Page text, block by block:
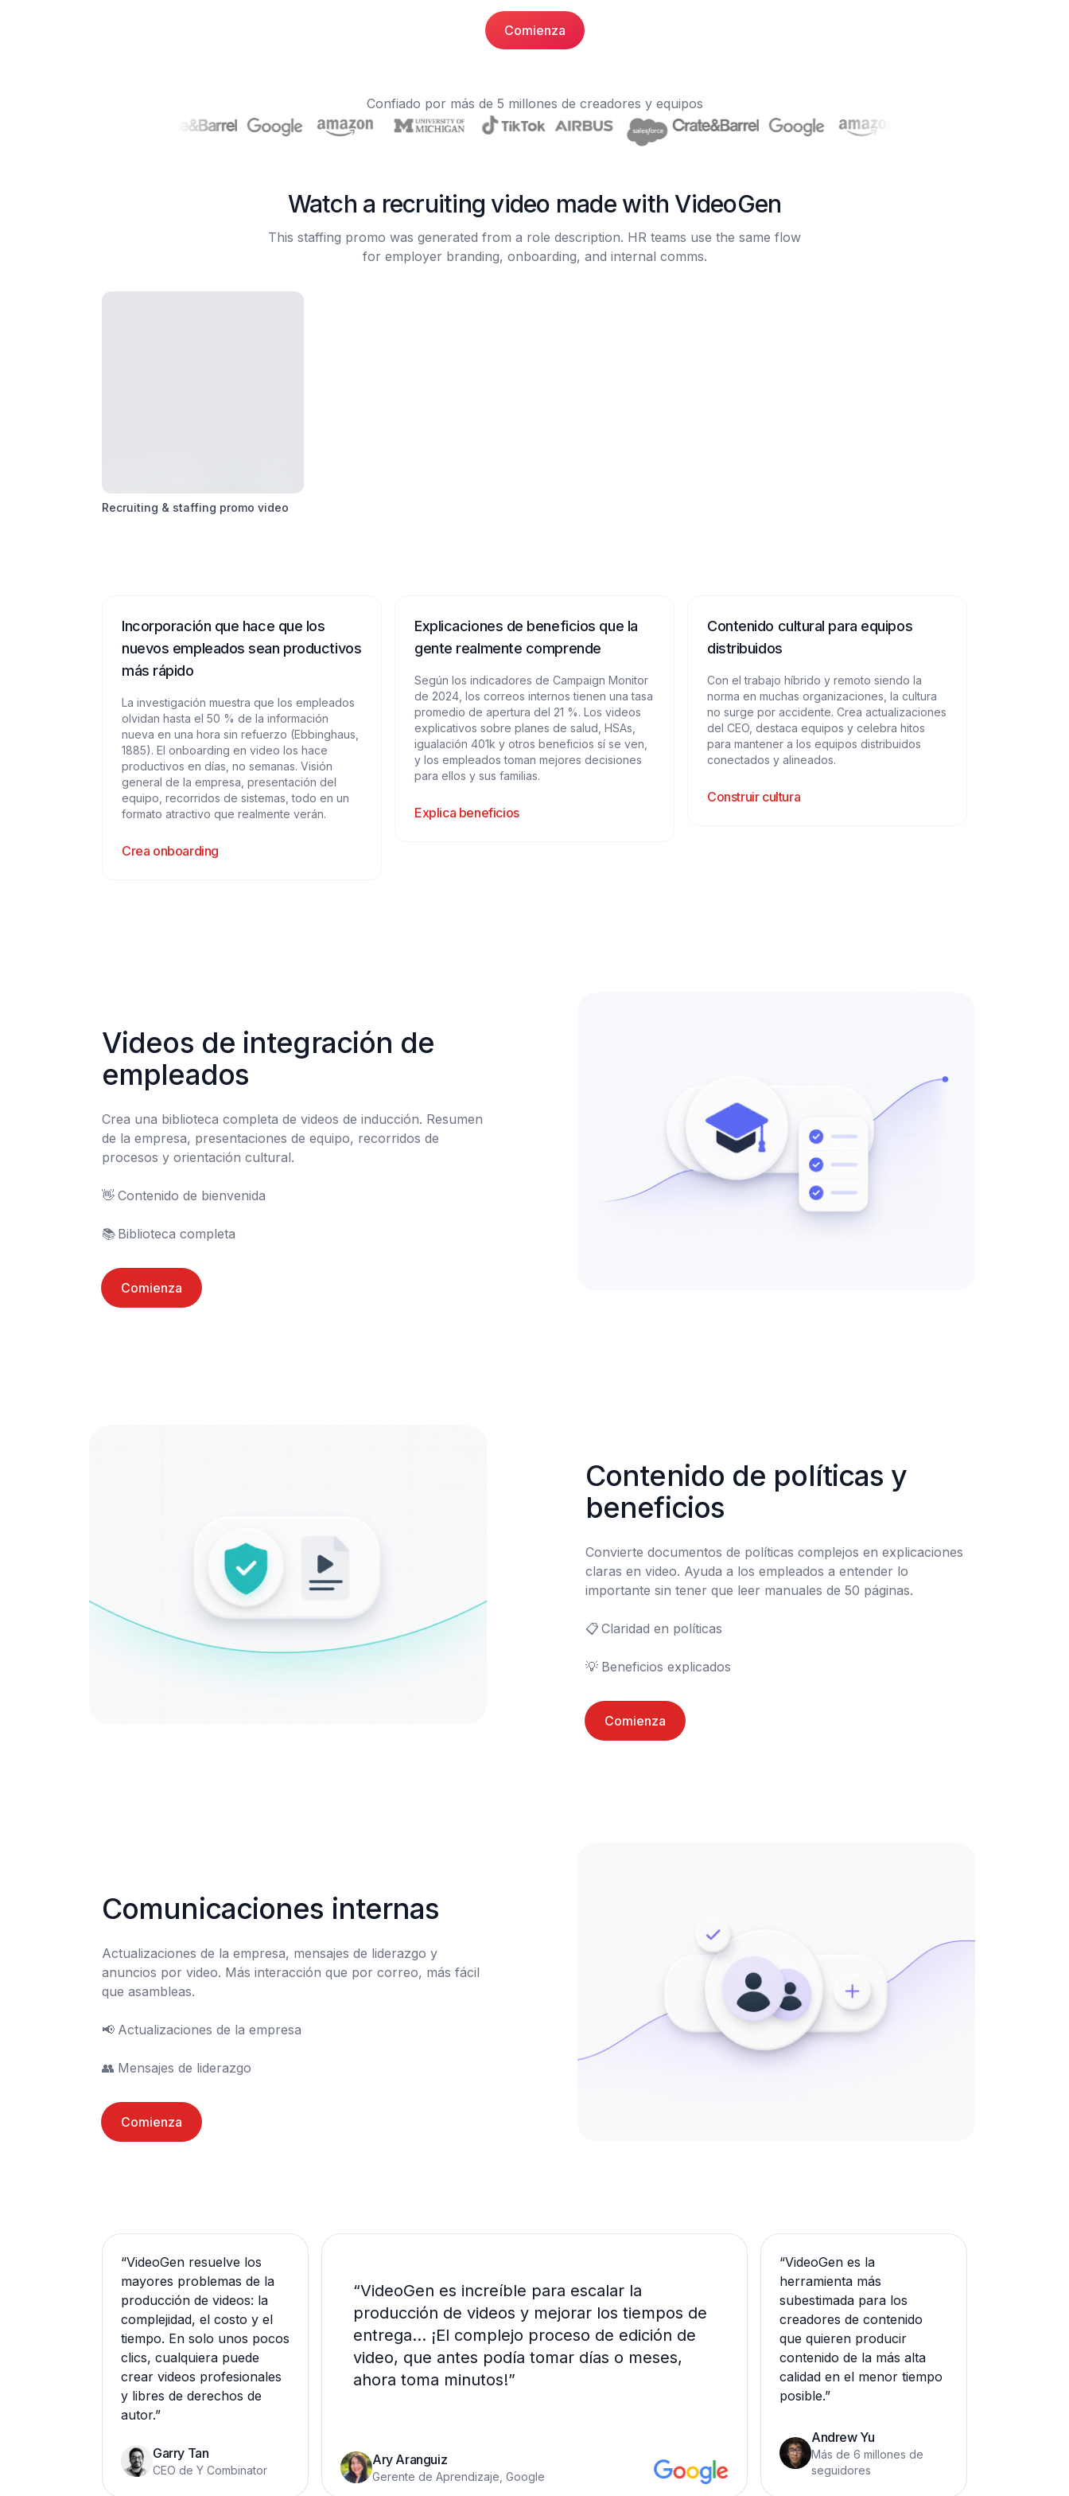
Comienza
Confiado por más de 5 millones de creadores y equipos
Watch a recruiting video made with VideoGen
This staffing promo was generated from a role description. HR teams use the same flow
for employer branding, onboarding, and internal comms.
Recruiting & staffing promo video
Incorporación que hace que los
nuevos empleados sean productivos
más rápido
La investigación muestra que los empleados
olvidan hasta el 50 % de la información
nueva en una hora sin refuerzo (Ebbinghaus,
1885). El onboarding en video los hace
productivos en días, no semanas. Visión
general de la empresa, presentación del
equipo, recorridos de sistemas, todo en un
formato atractivo que realmente verán.
Crea onboarding
Explicaciones de beneficios que la
gente realmente comprende
Según los indicadores de Campaign Monitor
de 2024, los correos internos tienen una tasa
promedio de apertura del 21 %. Los videos
explicativos sobre planes de salud, HSAs,
igualación 401k y otros beneficios sí se ven,
y los empleados toman mejores decisiones
para ellos y sus familias.
Explica beneficios
Contenido cultural para equipos
distribuidos
Con el trabajo híbrido y remoto siendo la
norma en muchas organizaciones, la cultura
no surge por accidente. Crea actualizaciones
del CEO, destaca equipos y celebra hitos
para mantener a los equipos distribuidos
conectados y alineados.
Construir cultura
Videos de integración de
empleados
Crea una biblioteca completa de videos de inducción. Resumen
de la empresa, presentaciones de equipo, recorridos de
procesos y orientación cultural.
👋	Contenido de bienvenida
📚	Biblioteca completa
Comienza
Contenido de políticas y
beneficios
Convierte documentos de políticas complejos en explicaciones
claras en video. Ayuda a los empleados a entender lo
importante sin tener que leer manuales de 50 páginas.
📋	Claridad en políticas
💡	Beneficios explicados
Comienza
Comunicaciones internas
Actualizaciones de la empresa, mensajes de liderazgo y
anuncios por video. Más interacción que por correo, más fácil
que asambleas.
📢	Actualizaciones de la empresa
👥	Mensajes de liderazgo
Comienza
“VideoGen es increíble para escalar la
producción de videos y mejorar los tiempos de
entrega... ¡El complejo proceso de edición de
video, que antes podía tomar días o meses,
ahora toma minutos!”
Ary Aranguiz
Gerente de Aprendizaje, Google
“VideoGen resuelve los
mayores problemas de la
producción de videos: la
complejidad, el costo y el
tiempo. En solo unos pocos
clics, cualquiera puede
crear videos profesionales
y libres de derechos de
autor.”
Garry Tan
CEO de Y Combinator
“VideoGen es la
herramienta más
subestimada para los
creadores de contenido
que quieren producir
contenido de la más alta
calidad en el menor tiempo
posible.”
Andrew Yu
Más de 6 millones de
seguidores